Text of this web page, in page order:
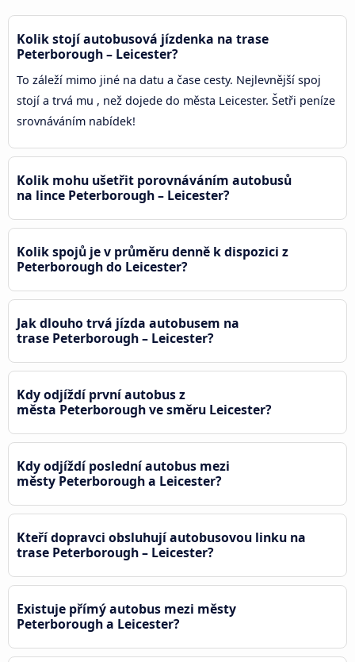
Kolik stojí autobusová jízdenka na trase
Peterborough – Leicester?
To záleží mimo jiné na datu a čase cesty. Nejlevnější spoj
stojí a trvá mu , než dojede do města Leicester. Šetři peníze
srovnáváním nabídek!
Kolik mohu ušetřit porovnáváním autobusů
na lince Peterborough – Leicester?
Kolik spojů je v průměru denně k dispozici z
Peterborough do Leicester?
Jak dlouho trvá jízda autobusem na
trase Peterborough – Leicester?
Kdy odjíždí první autobus z
města Peterborough ve směru Leicester?
Kdy odjíždí poslední autobus mezi
městy Peterborough a Leicester?
Kteří dopravci obsluhují autobusovou linku na
trase Peterborough – Leicester?
Existuje přímý autobus mezi městy
Peterborough a Leicester?